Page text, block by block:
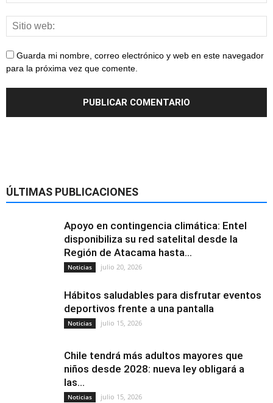
Guarda mi nombre, correo electrónico y web en este navegador
para la próxima vez que comente.
ÚLTIMAS PUBLICACIONES
Apoyo en contingencia climática: Entel
disponibiliza su red satelital desde la
Región de Atacama hasta...
Noticias julio 20, 2026
Hábitos saludables para disfrutar eventos
deportivos frente a una pantalla
Noticias julio 15, 2026
Chile tendrá más adultos mayores que
niños desde 2028: nueva ley obligará a
las...
Noticias julio 15, 2026